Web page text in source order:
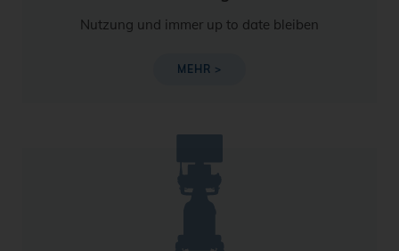
Nutzung und immer up to date bleiben
MEHR >